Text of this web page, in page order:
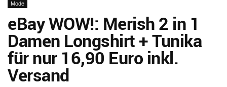
Mode
eBay WOW!: Merish 2 in 1
Damen Longshirt + Tunika
für nur 16,90 Euro inkl.
Versand